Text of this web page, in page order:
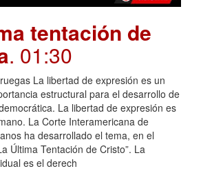
tentación de
. 01:30
La libertad de expresión es un
estructural para el desarrollo de
La libertad de expresión es
La Corte Interamericana de
ha desarrollado el tema, en el
Última Tentación de Cristo”. La
es el derech